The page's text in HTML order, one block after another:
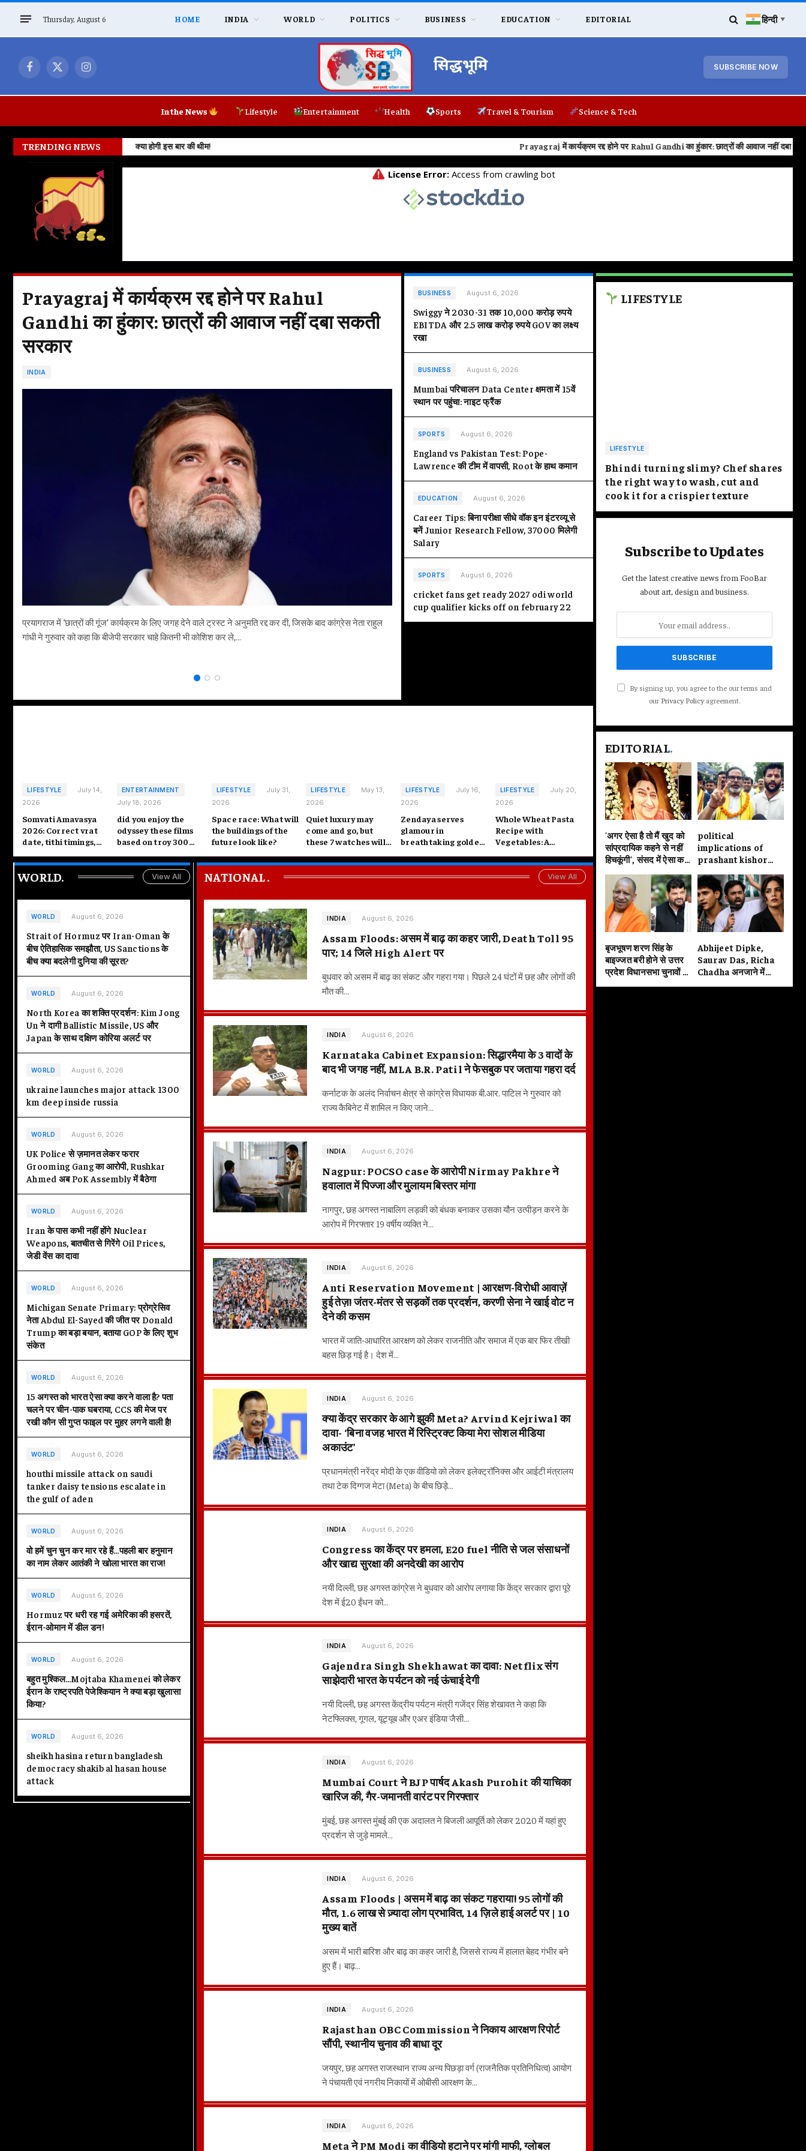
Thursday, August 6 HOME INDIA WORLD POLITICS BUSINESS EDUCATION EDITORIAL हिन्दी ▼
Facebook
X
Instagram सिद्धभूमि SUBSCRIBE NOW
In the News Lifestyle Entertainment Health Sports Travel & Tourism Science & Tech
TRENDING NEWS Prayagraj में कार्यक्रम रद्द होने पर Rahul Gandhi का हुंकार: छात्रों की आवाज नहीं दबा सकती सरकार
Prayagraj में कार्यक्रम रद्द होने पर Rahul
Gandhi का हुंकार: छात्रों की आवाज नहीं दबा सकती
सरकार
INDIA
प्रयागराज में ‘छात्रों की गूंज’ कार्यक्रम के लिए जगह देने वाले ट्रस्ट ने अनुमति रद्द कर दी, जिसके बाद कांग्रेस नेता राहुल
गांधी ने गुरुवार को कहा कि बीजेपी सरकार चाहे कितनी भी कोशिश कर ले,…
राहुल गांधी को कोई गंभीरता से नहीं लेता: कांग्रेस नेता के
आरोपों पर Piyush Goyal का पलटवार
केंद्रीय मंत्री पीयूष गोयल ने लोकसभा में विपक्ष के नेता राहुल गांधी के उन आरोपों को खारिज कर दिया, जो उन्होंने जंतर-मंतर
पर 20 जुलाई को हुए विरोध-प्रदर्शन के दौरान पुलिस की कार्रवाई को लेकर केंद्रीय…
BUSINESS August 6, 2026
Swiggy ने 2030-31 तक 10,000 करोड़ रुपये
EBITDA और 2.5 लाख करोड़ रुपये GOV का लक्ष्य
रखा
BUSINESS August 6, 2026
Mumbai परिचालन Data Center क्षमता में 15वें
स्थान पर पहुंचा: नाइट फ्रैंक
SPORTS August 6, 2026
England vs Pakistan Test: Pope-
Lawrence की टीम में वापसी, Root के हाथ कमान
EDUCATION August 6, 2026
Career Tips: बिना परीक्षा सीधे वॉक इन इंटरव्यू से
बनें Junior Research Fellow, 37000 मिलेगी
Salary
SPORTS August 6, 2026
cricket fans get ready 2027 odi world
cup qualifier kicks off on february 22
LIFESTYLE
July 14,
2026
Somvati Amavasya
2026: Correct vrat
date, tithi timings,
important rituals and
all you need to know
ENTERTAINMENT
July 18, 2026
did you enjoy the
odyssey these films
based on troy 300
available on ott
LIFESTYLE
July 31,
2026
Space race: What will
the buildings of the
future look like?
LIFESTYLE
May 13,
2026
Quiet luxury may
come and go, but
these 7 watches will
on your wrist
LIFESTYLE
July 16,
2026
Zendaya serves
glamour in
breathtaking golden
Odyssey press tour:
See pics
LIFESTYLE
July 20,
2026
Whole Wheat Pasta
Recipe with
Vegetables: A
and Easy Meal for a
Healthy Lifestyle
WORLD. View All
WORLD August 6, 2026
Strait of Hormuz पर Iran-Oman के
बीच ऐतिहासिक समझौता, US Sanctions के
बीच क्या बदलेगी दुनिया की सूरत?
WORLD August 6, 2026
North Korea का शक्ति प्रदर्शन: Kim Jong
Un ने दागी Ballistic Missile, US और
Japan के साथ दक्षिण कोरिया अलर्ट पर
WORLD August 6, 2026
ukraine launches major attack 1300
km deep inside russia
WORLD August 6, 2026
UK Police से ज़मानत लेकर फरार
Grooming Gang का आरोपी, Rushkar
Ahmed अब PoK Assembly में बैठेगा
WORLD August 6, 2026
Iran के पास कभी नहीं होंगे Nuclear
Weapons, बातचीत से गिरेंगे Oil Prices,
जेडी वेंस का दावा
WORLD August 6, 2026
Michigan Senate Primary: प्रोग्रेसिव
नेता Abdul El-Sayed की जीत पर Donald
Trump का बड़ा बयान, बताया GOP के लिए शुभ
संकेत
WORLD August 6, 2026
15 अगस्त को भारत ऐसा क्या करने वाला है? पता
चलने पर चीन-पाक घबराया, CCS की मेज पर
रखी कौन सी गुप्त फाइल पर मुहर लगने वाली है!
WORLD August 6, 2026
houthi missile attack on saudi
tanker daisy tensions escalate in
the gulf of aden
WORLD August 6, 2026
वो हमें चुन चुन कर मार रहे हैं…पहली बार हनुमान
का नाम लेकर आतंकी ने खोला भारत का राज!
WORLD August 6, 2026
Hormuz पर धरी रह गई अमेरिका की हसरतें,
ईरान-ओमान में डील डन!
WORLD August 6, 2026
बहुत मुश्किल…Mojtaba Khamenei को लेकर
ईरान के राष्ट्रपति पेजेश्कियान ने क्या बड़ा खुलासा
किया?
WORLD August 6, 2026
sheikh hasina return bangladesh
democracy shakib al hasan house
attack
NATIONAL. View All
INDIA August 6, 2026
Assam Floods: असम में बाढ़ का कहर जारी, Death Toll 95
पार; 14 जिले High Alert पर
बुधवार को असम में बाढ़ का संकट और गहरा गया। पिछले 24 घंटों में छह और लोगों की
मौत की…
INDIA August 6, 2026
Karnataka Cabinet Expansion: सिद्धारमैया के 3 वादों के
बाद भी जगह नहीं, MLA B.R. Patil ने फेसबुक पर जताया गहरा दर्द
कर्नाटक के अलंद निर्वाचन क्षेत्र से कांग्रेस विधायक बी.आर. पाटिल ने गुरुवार को
राज्य कैबिनेट में शामिल न किए जाने…
INDIA August 6, 2026
Nagpur: POCSO case के आरोपी Nirmay Pakhre ने
हवालात में पिज्जा और मुलायम बिस्तर मांगा
नागपुर, छह अगस्त नाबालिग लड़की को बंधक बनाकर उसका यौन उत्पीड़न करने के
आरोप में गिरफ्तार 19 वर्षीय व्यक्ति ने…
INDIA August 6, 2026
Anti Reservation Movement | आरक्षण-विरोधी आवाज़ें
हुई तेज़! जंतर-मंतर से सड़कों तक प्रदर्शन, करणी सेना ने खाई वोट न
देने की कसम
भारत में जाति-आधारित आरक्षण को लेकर राजनीति और समाज में एक बार फिर तीखी
बहस छिड़ गई है। देश में…
INDIA August 6, 2026
क्या केंद्र सरकार के आगे झुकी Meta? Arvind Kejriwal का
दावा- ‘बिना वजह भारत में रिस्ट्रिक्ट किया मेरा सोशल मीडिया
अकाउंट’
प्रधानमंत्री नरेंद्र मोदी के एक वीडियो को लेकर इलेक्ट्रॉनिक्स और आईटी मंत्रालय
तथा टेक दिग्गज मेटा (Meta) के बीच छिड़े…
INDIA August 6, 2026
Congress का केंद्र पर हमला, E20 fuel नीति से जल संसाधनों
और खाद्य सुरक्षा की अनदेखी का आरोप
नयी दिल्ली, छह अगस्त कांग्रेस ने बुधवार को आरोप लगाया कि केंद्र सरकार द्वारा पूरे
देश में ई20 ईंधन को…
INDIA August 6, 2026
Gajendra Singh Shekhawat का दावा: Netflix संग
साझेदारी भारत के पर्यटन को नई ऊंचाई देगी
नयी दिल्ली, छह अगस्त केंद्रीय पर्यटन मंत्री गजेंद्र सिंह शेखावत ने कहा कि
नेटफ्लिक्स, गूगल, यूट्यूब और एअर इंडिया जैसी…
INDIA August 6, 2026
Mumbai Court ने BJP पार्षद Akash Purohit की याचिका
खारिज की, गैर-जमानती वारंट पर गिरफ्तार
मुंबई, छह अगस्त मुंबई की एक अदालत ने बिजली आपूर्ति को लेकर 2020 में यहां हुए
प्रदर्शन से जुड़े मामले…
INDIA August 6, 2026
Assam Floods | असम में बाढ़ का संकट गहराया! 95 लोगों की
मौत, 1.6 लाख से ज़्यादा लोग प्रभावित, 14 ज़िले हाई अलर्ट पर | 10
मुख्य बातें
असम में भारी बारिश और बाढ़ का कहर जारी है, जिससे राज्य में हालात बेहद गंभीर बने
हुए हैं। बाढ़…
INDIA August 6, 2026
Rajasthan OBC Commission ने निकाय आरक्षण रिपोर्ट
सौंपी, स्थानीय चुनाव की बाधा दूर
जयपुर, छह अगस्त राजस्थान राज्य अन्य पिछड़ा वर्ग (राजनैतिक प्रतिनिधित्व) आयोग
ने पंचायती एवं नगरीय निकायों में ओबीसी आरक्षण के…
INDIA August 6, 2026
Meta ने PM Modi का वीडियो हटाने पर मांगी माफी, ग्लोबल
LIFESTYLE
LIFESTYLE
Bhindi turning slimy? Chef shares
the right way to wash, cut and
cook it for a crispier texture
Subscribe to Updates
Get the latest creative news from FooBar
about art, design and business.
By signing up, you agree to the our terms and
our Privacy Policyagreement.
EDITORIAL.
'अगर ऐसा है तो मैं खुद को
सांप्रदायिक कहने से नहीं
हिचकूंगी', संसद में ऐसा कह
कर दिया था
political
implications of
prashant kishor
bankipur by
election are
startling
बृजभूषण शरण सिंह के
बाइज्जत बरी होने से उत्तर
प्रदेश विधानसभा चुनावों में
Abhijeet Dipke,
Saurav Das, Richa
Chadha अनजाने में